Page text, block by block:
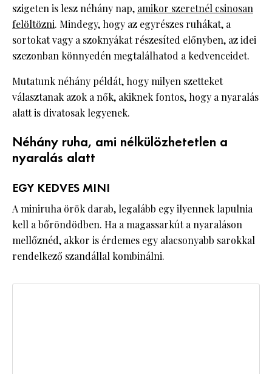
szigeten is lesz néhány nap, amikor szeretnél csinosan
felöltözni. Mindegy, hogy az egyrészes ruhákat, a
sortokat vagy a szoknyákat részesíted előnyben, az idei
szezonban könnyedén megtalálhatod a kedvenceidet.
Mutatunk néhány példát, hogy milyen szetteket
választanak azok a nők, akiknek fontos, hogy a nyaralás
alatt is divatosak legyenek.
Néhány ruha, ami nélkülözhetetlen a
nyaralás alatt
EGY KEDVES MINI
A miniruha örök darab, legalább egy ilyennek lapulnia
kell a bőröndödben. Ha a magassarkút a nyaraláson
mellőznéd, akkor is érdemes egy alacsonyabb sarokkal
rendelkező szandállal kombinálni.